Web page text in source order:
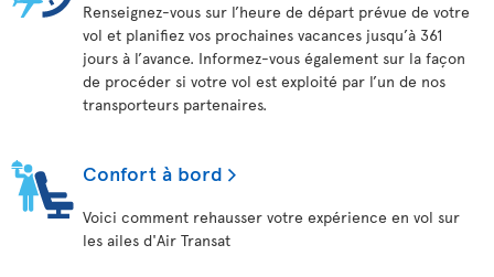
Renseignez-vous sur l’heure de départ prévue de votre
vol et planifiez vos prochaines vacances jusqu’à 361
jours à l’avance. Informez-vous également sur la façon
de procéder si votre vol est exploité par l’un de nos
transporteurs partenaires.
Confort à bord
Voici comment rehausser votre expérience en vol sur
les ailes d'Air Transat